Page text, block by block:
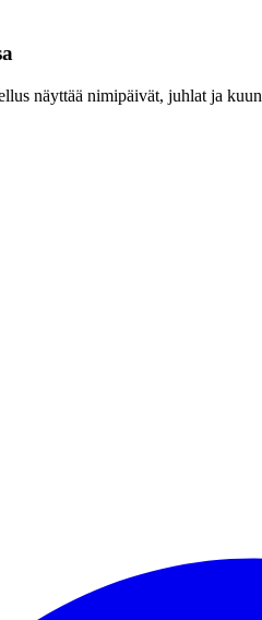
näyttää nimipäivät, juhlat ja